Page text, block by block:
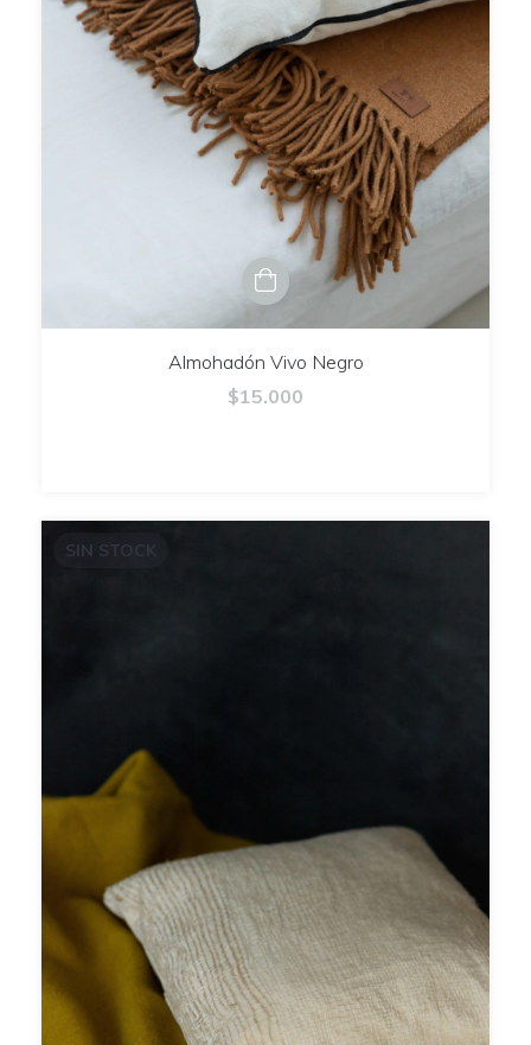
Almohadón Vivo Negro
$15.000
SIN STOCK